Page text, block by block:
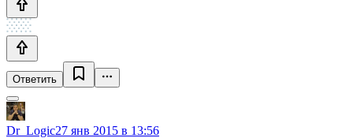
Ответить
Dr_Logic27 янв 2015 в 13:56